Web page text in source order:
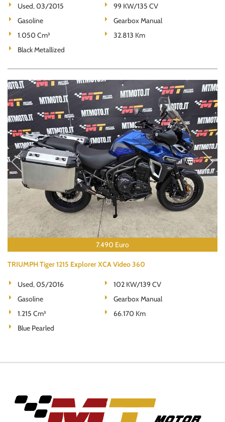
Used, 03/2015
99 KW/135 CV
Gasoline
Gearbox Manual
1.050 Cm³
32.813 Km
Black Metallized
7.490 Euro
TRIUMPH Tiger 1215 Explorer XCA Video 360
Used, 05/2016
102 KW/139 CV
Gasoline
Gearbox Manual
1.215 Cm³
66.170 Km
Blue Pearled